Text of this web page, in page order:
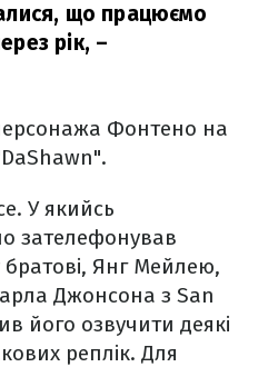
що працюємо
рік, –
Фонтено на
У якийсь
зателефонував
Янг Мейлею,
Джонсона з San
його озвучити деякі
реплік. Для